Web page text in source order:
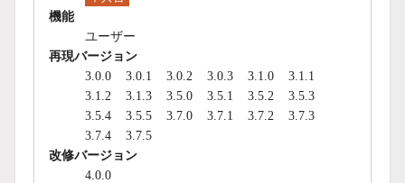
機能
ユーザー
再現バージョン
3.0.0
3.0.1 3.0.2 3.0.3 3.1.0
3.1.1
3.1.2
3.1.3 3.5.0 3.5.1 3.5.2
3.5.3
3.5.4
3.5.5 3.7.0 3.7.1 3.7.2
3.7.3
3.7.4
3.7.5
改修バージョン
4.0.0